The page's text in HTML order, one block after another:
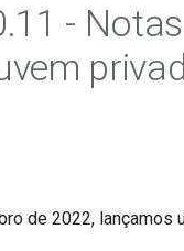
.11 -
de 2022, lançamos